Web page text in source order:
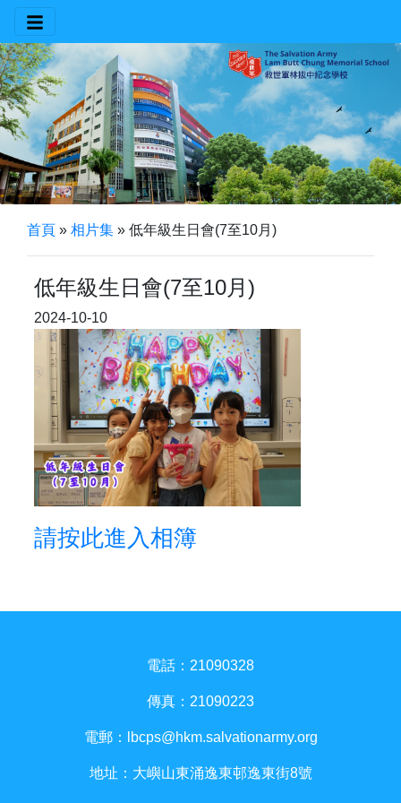
首頁 » 相片集 » 低年級生日會(7至10月)
低年級生日會(7至10月)
2024-10-10
請按此進入相簿
電話：21090328
傳真：21090223
電郵： lbcps@hkm.salvationarmy.org
地址：大嶼山東涌逸東邨逸東街8號